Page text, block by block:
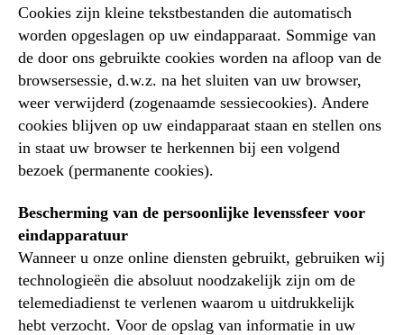
Cookies zijn kleine tekstbestanden die automatisch
worden opgeslagen op uw eindapparaat. Sommige van
de door ons gebruikte cookies worden na afloop van de
browsersessie, d.w.z. na het sluiten van uw browser,
weer verwijderd (zogenaamde sessiecookies). Andere
cookies blijven op uw eindapparaat staan en stellen ons
in staat uw browser te herkennen bij een volgend
bezoek (permanente cookies).
Bescherming van de persoonlijke levenssfeer voor
eindapparatuur
Wanneer u onze online diensten gebruikt, gebruiken wij
technologieën die absoluut noodzakelijk zijn om de
telemediadienst te verlenen waarom u uitdrukkelijk
hebt verzocht. Voor de opslag van informatie in uw